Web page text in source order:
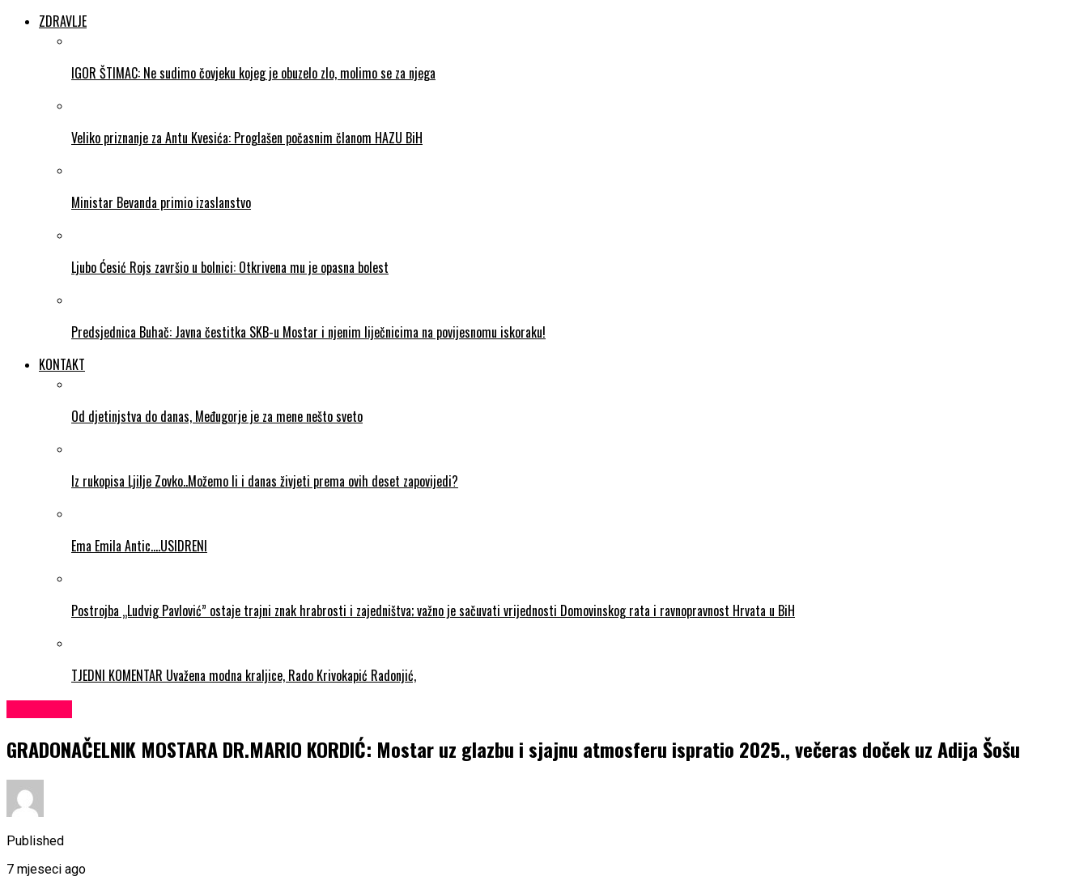
ZDRAVLJE
IGOR ŠTIMAC: Ne sudimo čovjeku kojeg je obuzelo zlo, molimo se za njega
Veliko priznanje za Antu Kvesića: Proglašen počasnim članom HAZU BiH
Ministar Bevanda primio izaslanstvo
Ljubo Ćesić Rojs završio u bolnici: Otkrivena mu je opasna bolest
Predsjednica Buhač: Javna čestitka SKB-u Mostar i njenim liječnicima na povijesnomu iskoraku!
KONTAKT
Od djetinjstva do danas, Međugorje je za mene nešto sveto
Iz rukopisa Ljilje Zovko..Možemo li i danas živjeti prema ovih deset zapovijedi?
Ema Emila Antic….USIDRENI
Postrojba „Ludvig Pavlović” ostaje trajni znak hrabrosti i zajedništva; važno je sačuvati vrijednosti Domovinskog rata i ravnopravnost Hrvata u BiH
TJEDNI KOMENTAR Uvažena modna kraljice, Rado Krivokapić Radonjić,
GRADONAČELNIK MOSTARA DR.MARIO KORDIĆ: Mostar uz glazbu i sjajnu atmosferu ispratio 2025., večeras doček uz Adija Šošu
Published
7 mjeseci ago